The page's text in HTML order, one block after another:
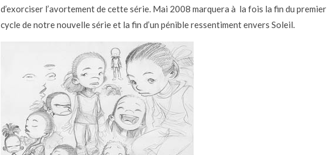
d’exorciser l’avortement de cette série. Mai 2008 marquera à la fois la fin du premier
cycle de notre nouvelle série et la fin d’un pénible ressentiment envers Soleil.